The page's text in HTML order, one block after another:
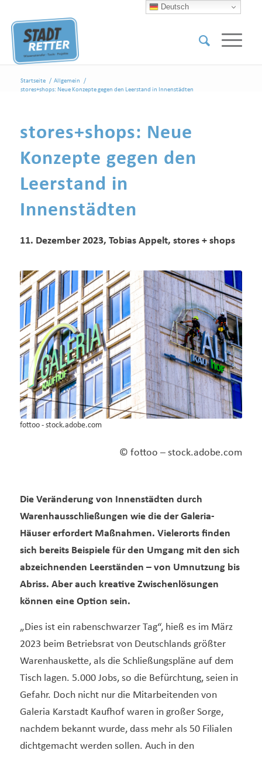
Startseite / Allgemein
/
stores+shops: Neue Konzepte gegen den Leerstand in Innenstädten
stores+shops: Neue
Konzepte gegen den
Leerstand in
Innenstädten
11. Dezember 2023, Tobias Appelt, stores + shops
fottoo - stock.adobe.com
© fottoo – stock.adobe.com
Die Veränderung von Innenstädten durch
Warenhausschließungen wie die der Galeria-
Häuser erfordert Maßnahmen. Vielerorts finden
sich bereits Beispiele für den Umgang mit den sich
abzeichnenden Leerständen – von Umnutzung bis
Abriss. Aber auch kreative Zwischenlösungen
können eine Option sein.
„Dies ist ein rabenschwarzer Tag“, hieß es im März
2023 beim Betriebsrat von Deutschlands größter
Warenhauskette, als die Schließungspläne auf dem
Tisch lagen. 5.000 Jobs, so die Befürchtung, seien in
Gefahr. Doch nicht nur die Mitarbeitenden von
Galeria Karstadt Kaufhof waren in großer Sorge,
nachdem bekannt wurde, dass mehr als 50 Filialen
dichtgemacht werden sollen. Auch in den
Deutsch